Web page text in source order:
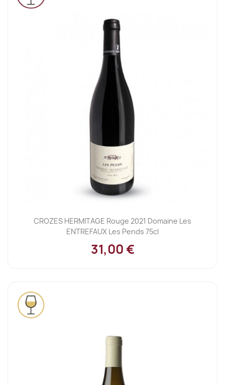
CROZES HERMITAGE Rouge 2021 Domaine Les
ENTREFAUX Les Pends 75cl
31,00 €